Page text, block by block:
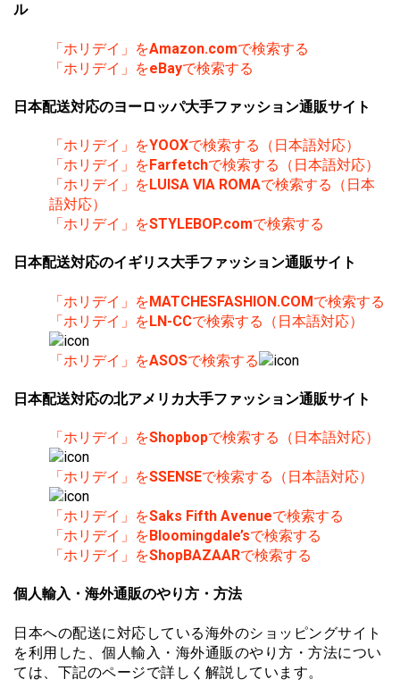
ル
「ホリデイ」をAmazon.comで検索する
「ホリデイ」をeBayで検索する
日本配送対応のヨーロッパ大手ファッション通販サイト
「ホリデイ」をYOOXで検索する（日本語対応）
「ホリデイ」をFarfetchで検索する（日本語対応）
「ホリデイ」をLUISA VIA ROMAで検索する（日本
語対応）
「ホリデイ」をSTYLEBOP.comで検索する
日本配送対応のイギリス大手ファッション通販サイト
「ホリデイ」をMATCHESFASHION.COMで検索する
「ホリデイ」をLN-CCで検索する（日本語対応）
「ホリデイ」をASOSで検索する
日本配送対応の北アメリカ大手ファッション通販サイト
「ホリデイ」をShopbopで検索する（日本語対応）
「ホリデイ」をSSENSEで検索する（日本語対応）
「ホリデイ」をSaks Fifth Avenueで検索する
「ホリデイ」をBloomingdale’sで検索する
「ホリデイ」をShopBAZAARで検索する
個人輸入・海外通販のやり方・方法
日本への配送に対応している海外のショッピングサイト
を利用した、個人輸入・海外通販のやり方・方法につい
ては、下記のページで詳しく解説しています。